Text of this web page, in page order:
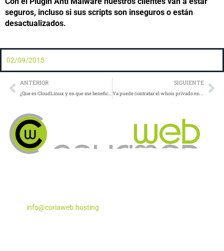
seguros, incluso si sus scripts son inseguros o están
desactualizados.
02/09/2015
Prev
ANTERIOR
¿Que es CloudLinux y en que me beneficia?
SIGUIENTE
Ya puede contratar el whois privado en CoriaWeb
info@coriaweb.hosting